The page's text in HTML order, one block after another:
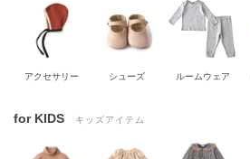
アクセサリー シューズ ルームウェア
for KIDS キッズアイテム